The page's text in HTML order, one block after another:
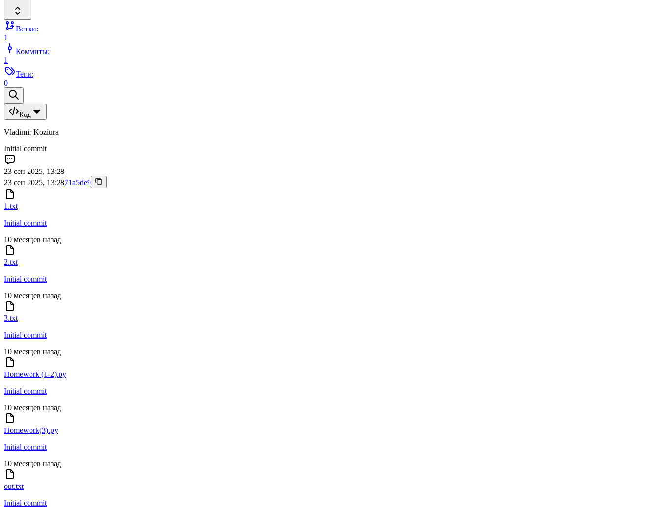
Ветки:
1
Коммиты:
1
Теги:
0
Код
Vladimir Koziura
Initial commit
23 сен 2025, 13:28
23 сен 2025, 13:2871a5de9
1.txt
Initial commit
10 месяцев назад
2.txt
Initial commit
10 месяцев назад
3.txt
Initial commit
10 месяцев назад
Homework (1-2).py
Initial commit
10 месяцев назад
Homework(3).py
Initial commit
10 месяцев назад
out.txt
Initial commit